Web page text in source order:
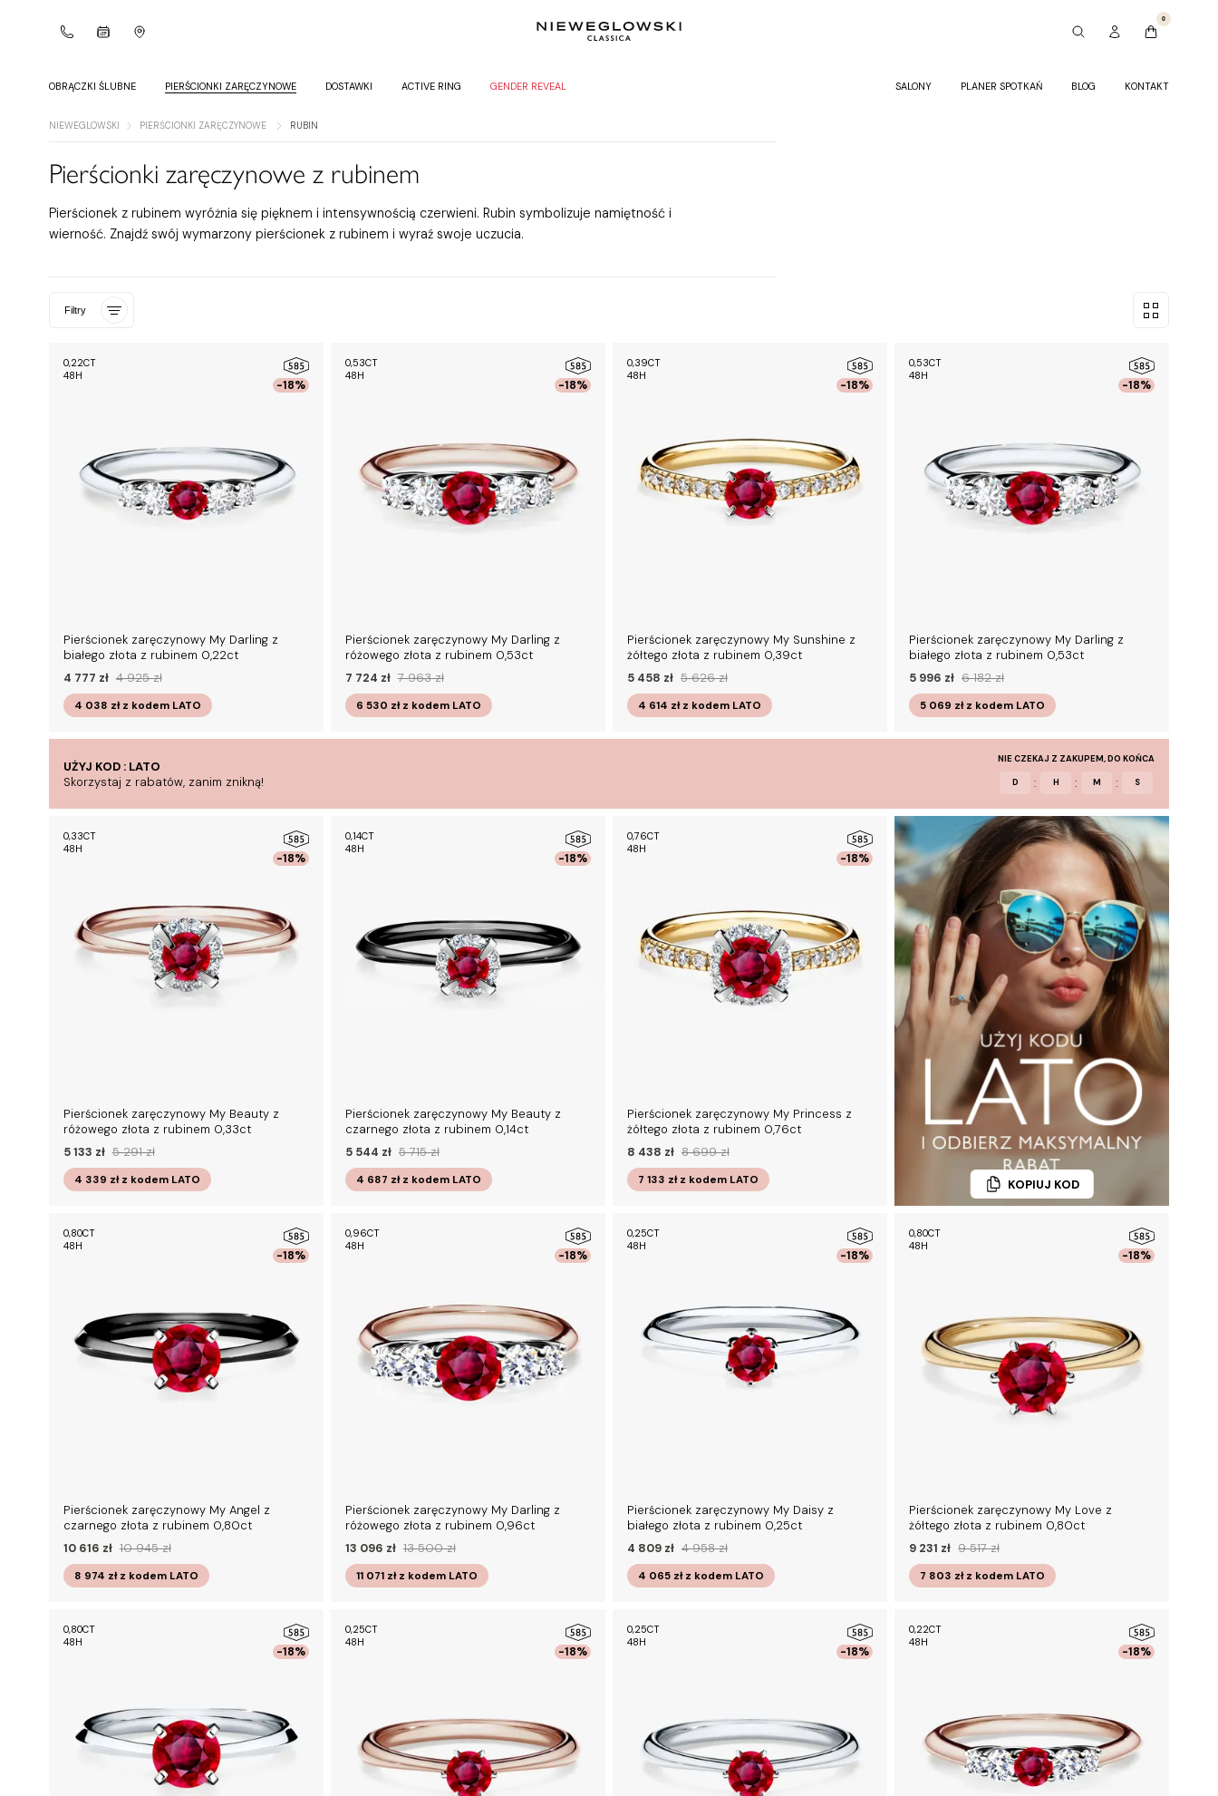
0
OBRĄCZKI ŚLUBNE PIERŚCIONKI ZARĘCZYNOWE DOSTAWKI ACTIVE RING GENDER REVEAL SALONY PLANER SPOTKAŃ BLOG KONTAKT
NIEWEGLOWSKI PIERŚCIONKI ZARĘCZYNOWE RUBIN
Pierścionki zaręczynowe z rubinem
Pierścionek z rubinem wyróżnia się pięknem i intensywnością czerwieni. Rubin symbolizuje namiętność i
wierność. Znajdź swój wymarzony pierścionek z rubinem i wyraź swoje uczucia.
Filtry
-18%
0,22CT
48H
Pierścionek zaręczynowy My Darling z
białego złota z rubinem 0,22ct
4 777 zł 4 925 zł
4 038 zł z kodemLATO
-18%
0,53CT
48H
Pierścionek zaręczynowy My Darling z
różowego złota z rubinem 0,53ct
7 724 zł 7 963 zł
6 530 zł z kodemLATO
-18%
0,39CT
48H
Pierścionek zaręczynowy My Sunshine z
żółtego złota z rubinem 0,39ct
5 458 zł 5 626 zł
4 614 zł z kodem LATO
-18%
0,53CT
48H
Pierścionek zaręczynowy My Darling z
białego złota z rubinem 0,53ct
5 996 zł 6 182 zł
5 069 zł z kodem LATO
UŻYJ KOD : LATO
Skorzystaj z rabatów, zanim znikną!
NIE CZEKAJ Z ZAKUPEM, DO KOŃCA
D : H : M : S
-18%
0,33CT
48H
Pierścionek zaręczynowy My Beauty z
różowego złota z rubinem 0,33ct
5 133 zł 5 291 zł
4 339 zł z kodemLATO
-18%
0,14CT
48H
Pierścionek zaręczynowy My Beauty z
czarnego złota z rubinem 0,14ct
5 544 zł 5 715 zł
4 687 zł z kodemLATO
-18%
0,76CT
48H
Pierścionek zaręczynowy My Princess z
żółtego złota z rubinem 0,76ct
8 438 zł 8 699 zł
7 133 zł z kodem LATO KOPIUJ KOD
-18%
0,80CT
48H
Pierścionek zaręczynowy My Angel z
czarnego złota z rubinem 0,80ct
10 616 zł 10 945 zł
8 974 zł z kodemLATO
-18%
0,96CT
48H
Pierścionek zaręczynowy My Darling z
różowego złota z rubinem 0,96ct
13 096 zł 13 500 zł
11 071 zł z kodemLATO
-18%
0,25CT
48H
Pierścionek zaręczynowy My Daisy z
białego złota z rubinem 0,25ct
4 809 zł 4 958 zł
4 065 zł z kodem LATO
-18%
0,80CT
48H
Pierścionek zaręczynowy My Love z
żółtego złota z rubinem 0,80ct
9 231 zł 9 517 zł
7 803 zł z kodem LATO
-18%
0,80CT
48H
-18%
0,25CT
48H
-18%
0,25CT
48H
-18%
0,22CT
48H